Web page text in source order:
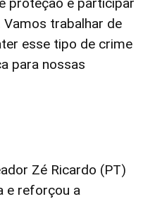
trabalhar de
esse tipo de crime
para nossas
Zé Ricardo (PT)
e reforçou a